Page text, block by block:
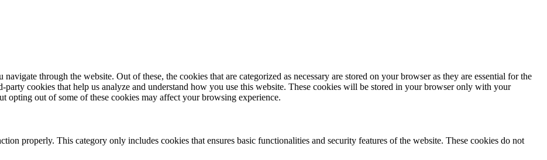
through the website. Out of these, the cookies that are categorized as necessary are stored on your browser as they are essential for the
cookies that help us analyze and understand how you use this website. These cookies will be stored in your browser only with your
opting out of some of these cookies may affect your browsing experience.
properly. This category only includes cookies that ensures basic functionalities and security features of the website. These cookies do not